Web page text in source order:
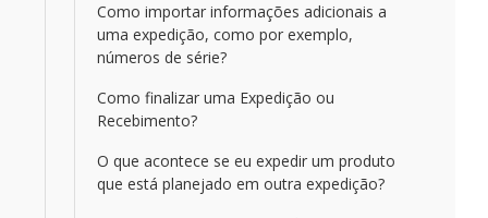
Como importar informações adicionais a
uma expedição, como por exemplo,
números de série?
Como finalizar uma Expedição ou
Recebimento?
O que acontece se eu expedir um produto
que está planejado em outra expedição?